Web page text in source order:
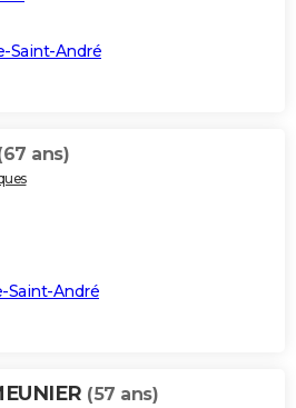
Saint-André
ans)
Saint-André
(57 ans)